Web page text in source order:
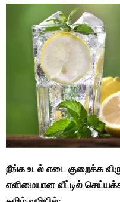
நீங்க உடல் எடை குறைக்க
எளிமையான வீட்டில்